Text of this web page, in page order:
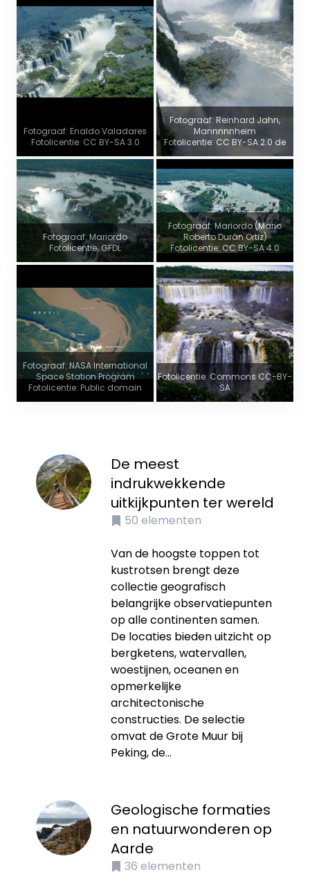
Fotograaf: Enaldo Valadares
Fotolicentie: CC BY-SA 3.0
Fotograaf: Reinhard Jahn,
Mannnnnheim
Fotolicentie: CC BY-SA 2.0 de
Fotograaf: Mariordo
Fotolicentie: GFDL
Fotograaf: Mariordo (Mario
Roberto Durán Ortiz)
Fotolicentie: CC BY-SA 4.0
Fotograaf: NASA International
Space Station Program
Fotolicentie: Public domain
Fotolicentie: Commons CC-BY-
SA
De meest
indrukwekkende
uitkijkpunten ter wereld
50 elementen
Van de hoogste toppen tot
kustrotsen brengt deze
collectie geografisch
belangrijke observatiepunten
op alle continenten samen.
De locaties bieden uitzicht op
bergketens, watervallen,
woestijnen, oceanen en
opmerkelijke
architectonische
constructies. De selectie
omvat de Grote Muur bij
Peking, de...
Geologische formaties
en natuurwonderen op
Aarde
36 elementen